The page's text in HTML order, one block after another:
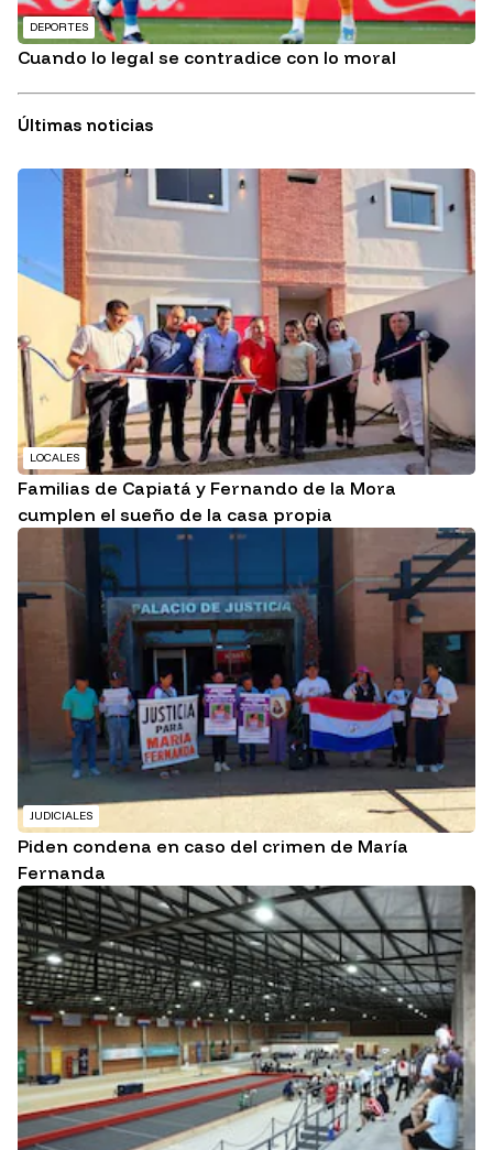
DEPORTES
Cuando lo legal se contradice con lo moral
Últimas noticias
LOCALES
Familias de Capiatá y Fernando de la Mora
cumplen el sueño de la casa propia
JUDICIALES
Piden condena en caso del crimen de María
Fernanda